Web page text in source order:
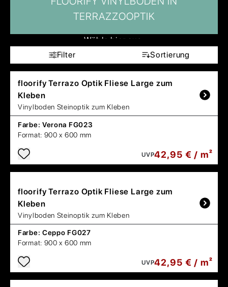
TERRAZZOOPTIK
Wähle hier aus:
Filter
Sortierung
floorify Terrazo Optik Fliese Large zum
Kleben
Vinylboden Steinoptik zum Kleben
Farbe: Verona FG023
Format: 900 x 600 mm
UVP42,95 € / m²
floorify Terrazo Optik Fliese Large zum
Kleben
Vinylboden Steinoptik zum Kleben
Farbe: Ceppo FG027
Format: 900 x 600 mm
UVP42,95 € / m²